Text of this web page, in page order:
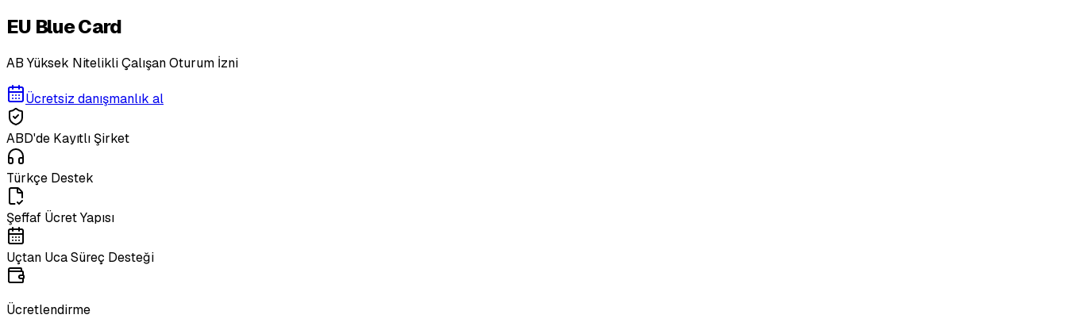
EU Blue Card
AB Yüksek Nitelikli Çalışan Oturum İzni
Ücretsiz danışmanlık al
ABD'de Kayıtlı Şirket
Türkçe Destek
Şeffaf Ücret Yapısı
Uçtan Uca Süreç Desteği
Ücretlendirme